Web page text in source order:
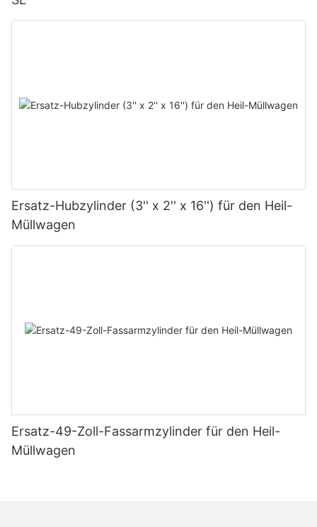
Ersatz-Hubzylinder (3'' x 2'' x 16'') für den Heil-
Müllwagen
Ersatz-49-Zoll-Fassarmzylinder für den Heil-
Müllwagen